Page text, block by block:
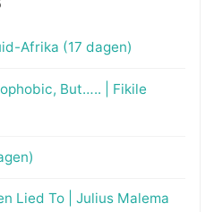
Afrika (17 dagen)
But….. | Fikile
Lied To | Julius Malema